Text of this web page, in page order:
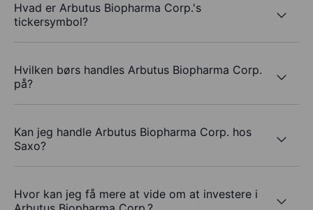
Hvad er Arbutus Biopharma Corp.'s
tickersymbol?
Hvilken børs handles Arbutus Biopharma Corp.
på?
Kan jeg handle Arbutus Biopharma Corp. hos
Saxo?
Hvor kan jeg få mere at vide om at investere i